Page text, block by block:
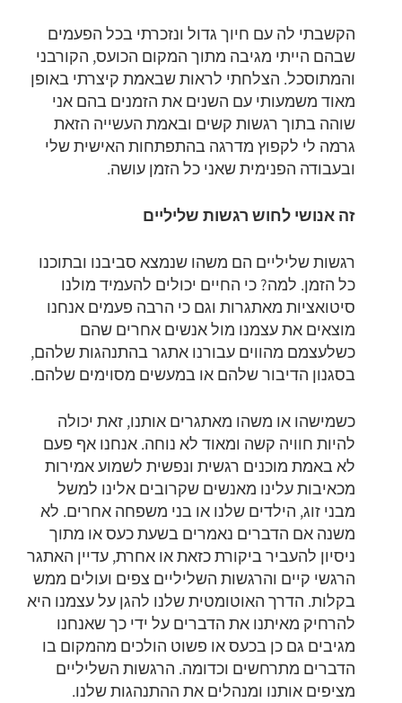
הקשבתי לה עם חיוך גדול ונזכרתי בכל הפעמים
שבהם הייתי מגיבה מתוך המקום הכועס, הקורבני
והמתוסכל. הצלחתי לראות שבאמת קיצרתי באופן
מאוד משמעותי עם השנים את הזמנים בהם אני
שוהה בתוך רגשות קשים ובאמת העשייה הזאת
גרמה לי לקפוץ מדרגה בהתפתחות האישית שלי
ובעבודה הפנימית שאני כל הזמן עושה.
זה אנושי לחוש רגשות שליליים
רגשות שליליים הם משהו שנמצא סביבנו ובתוכנו
כל הזמן. למה? כי החיים יכולים להעמיד מולנו
סיטואציות מאתגרות וגם כי הרבה פעמים אנחנו
מוצאים את עצמנו מול אנשים אחרים שהם
כשלעצמם מהווים עבורנו אתגר בהתנהגות שלהם,
בסגנון הדיבור שלהם או במעשים מסוימים שלהם.
כשמישהו או משהו מאתגרים אותנו, זאת יכולה
להיות חוויה קשה ומאוד לא נוחה. אנחנו אף פעם
לא באמת מוכנים רגשית ונפשית לשמוע אמירות
מכאיבות עלינו מאנשים שקרובים אלינו למשל
מבני זוג, הילדים שלנו או בני משפחה אחרים. לא
משנה אם הדברים נאמרים בשעת כעס או מתוך
ניסיון להעביר ביקורת כזאת או אחרת, עדיין האתגר
הרגשי קיים והרגשות השליליים צפים ועולים ממש
בקלות. הדרך האוטומטית שלנו להגן על עצמנו היא
להרחיק מאיתנו את הדברים על ידי כך שאנחנו
מגיבים גם כן בכעס או פשוט הולכים מהמקום בו
הדברים מתרחשים וכדומה. הרגשות השליליים
מציפים אותנו ומנהלים את ההתנהגות שלנו.